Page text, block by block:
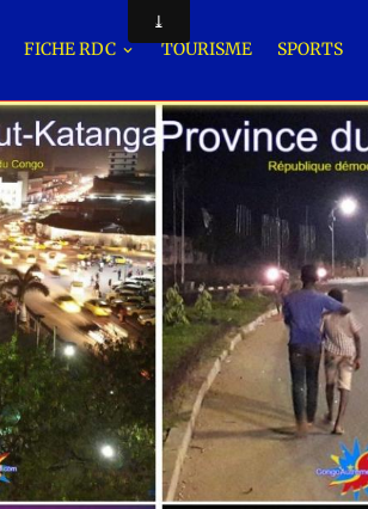
FICHE RDC TOURISME SPORTS